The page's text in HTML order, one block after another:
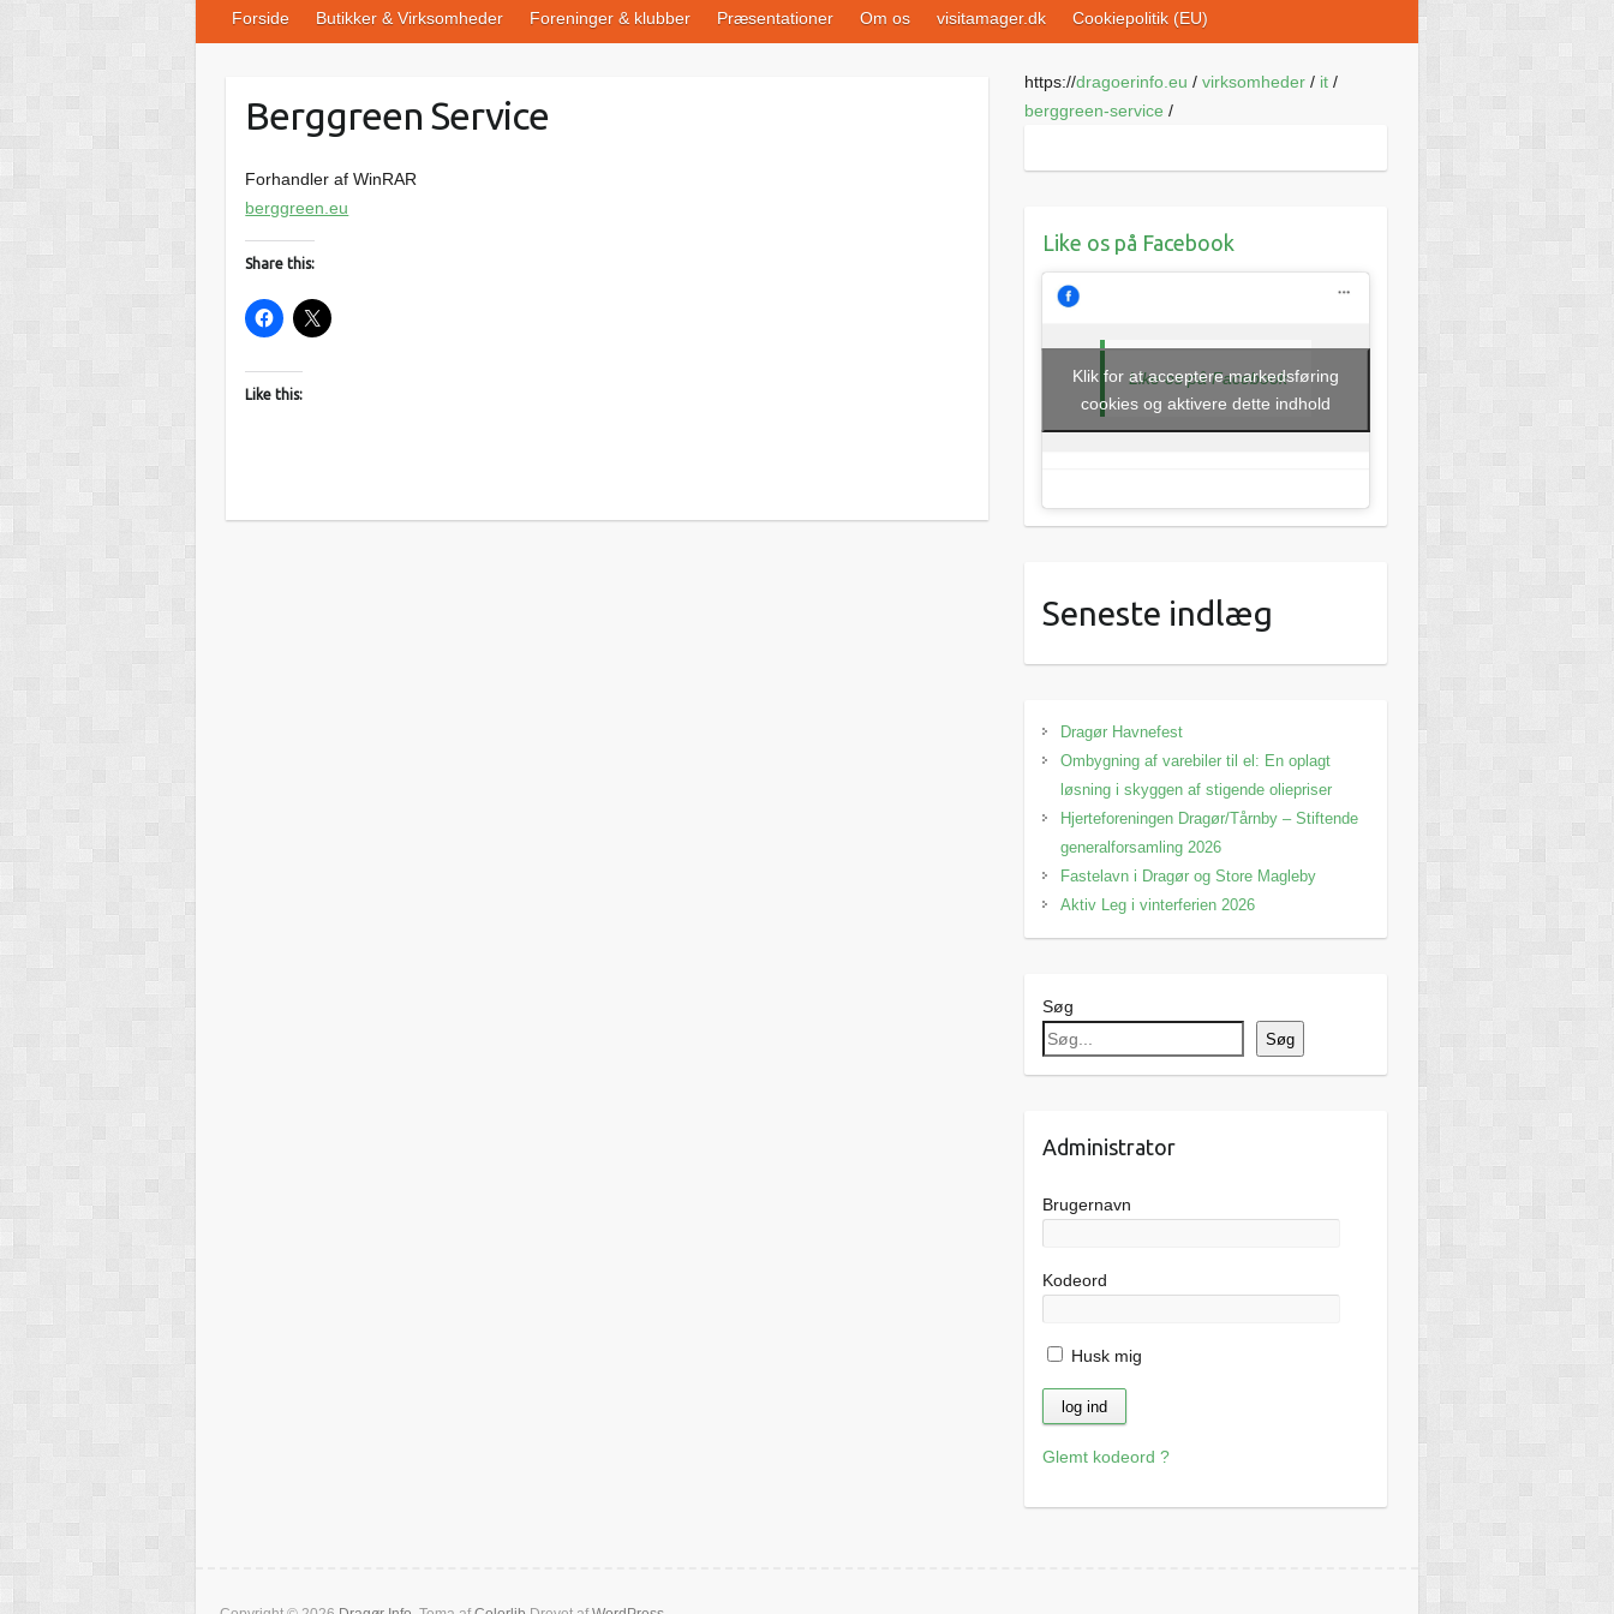
Forside Butikker & Virksomheder Foreninger & klubber Præsentationer Om os visitamager.dk Cookiepolitik (EU)
Berggreen Service
Forhandler af WinRAR
berggreen.eu
Share this:
Like this:
https://dragoerinfo.eu / virksomheder/ it/
berggreen-service /
Like os på Facebook
Like os på Facebook
Klik for at acceptere markedsføring
cookies og aktivere dette indhold
Seneste indlæg
Dragør Havnefest
Ombygning af varebiler til el: En oplagt
løsning i skyggen af stigende oliepriser
Hjerteforeningen Dragør/Tårnby – Stiftende
generalforsamling 2026
Fastelavn i Dragør og Store Magleby
Aktiv Leg i vinterferien 2026
Søg
Søg
Administrator
Brugernavn
Kodeord
Husk mig
Glemt kodeord ?